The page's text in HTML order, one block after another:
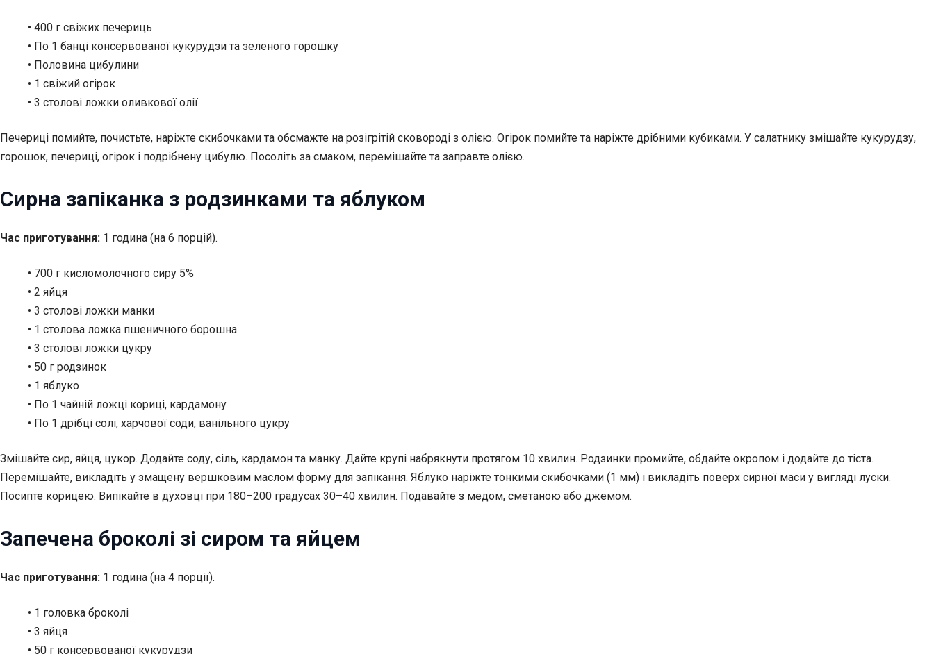
• 400 г свіжих печериць
• По 1 банці консервованої кукурудзи та зеленого горошку
• Половина цибулини
• 1 свіжий огірок
• 3 столові ложки оливкової олії
Печериці помийте, почистьте, наріжте скибочками та обсмажте на розігрітій сковороді з олією. Огірок помийте та наріжте дрібними кубиками. У салатнику змішайте кукурудзу,
горошок, печериці, огірок і подрібнену цибулю. Посоліть за смаком, перемішайте та заправте олією.
Сирна запіканка з родзинками та яблуком
Час приготування: 1 година (на 6 порцій).
• 700 г кисломолочного сиру 5%
• 2 яйця
• 3 столові ложки манки
• 1 столова ложка пшеничного борошна
• 3 столові ложки цукру
• 50 г родзинок
• 1 яблуко
• По 1 чайній ложці кориці, кардамону
• По 1 дрібці солі, харчової соди, ванільного цукру
Змішайте сир, яйця, цукор. Додайте соду, сіль, кардамон та манку. Дайте крупі набрякнути протягом 10 хвилин. Родзинки промийте, обдайте окропом і додайте до тіста.
Перемішайте, викладіть у змащену вершковим маслом форму для запікання. Яблуко наріжте тонкими скибочками (1 мм) і викладіть поверх сирної маси у вигляді луски.
Посипте корицею. Випікайте в духовці при 180–200 градусах 30–40 хвилин. Подавайте з медом, сметаною або джемом.
Запечена броколі зі сиром та яйцем
Час приготування: 1 година (на 4 порції).
• 1 головка броколі
• 3 яйця
• 50 г консервованої кукурудзи